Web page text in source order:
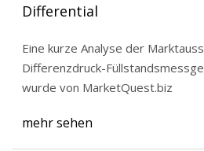
Differential
Eine kurze Analyse der
Differenzdruck-
wurde von MarketQuest.biz
mehr sehen